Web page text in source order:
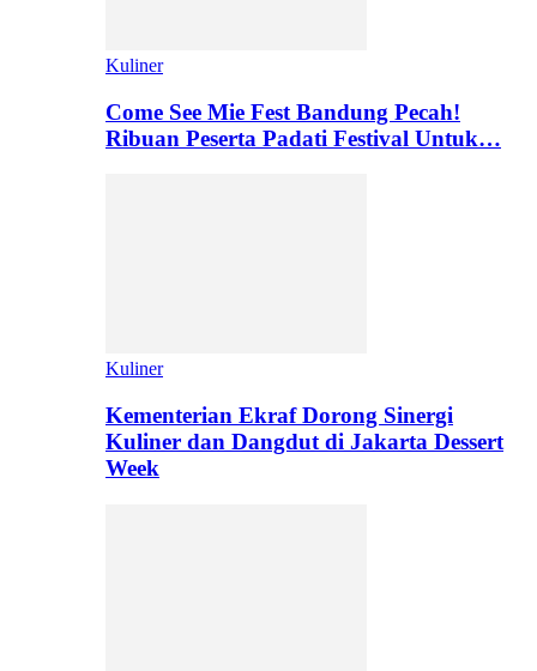
Kuliner
Come See Mie Fest Bandung Pecah!
Ribuan Peserta Padati Festival Untuk…
Kuliner
Kementerian Ekraf Dorong Sinergi
Kuliner dan Dangdut di Jakarta Dessert
Week